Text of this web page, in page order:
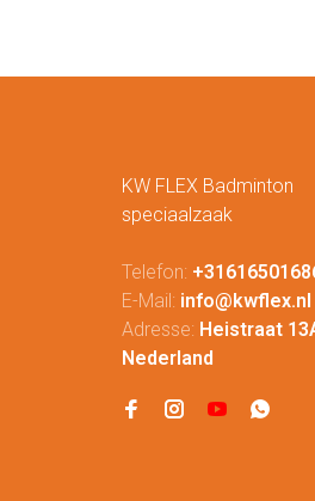
KW FLEX Badminton
speciaalzaak
Telefon:
E-Mail: info@kwflex.nl
Adresse: Heistraat
Nederland